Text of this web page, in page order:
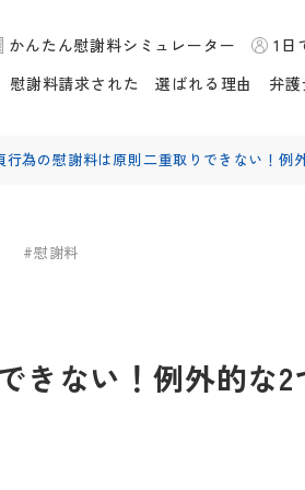
かんたん慰謝料シミュレーター 1日
慰謝料請求された 選ばれる理由 弁護
行為の慰謝料は原則二重取りできない！例
#慰謝料
きない！例外的な2